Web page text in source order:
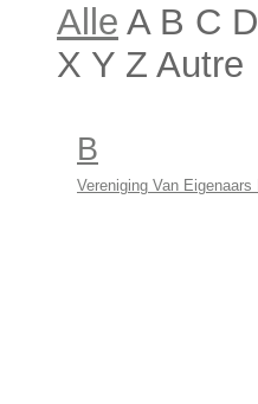
Alle A B C
X Y Z Autre
B
Vereniging Van